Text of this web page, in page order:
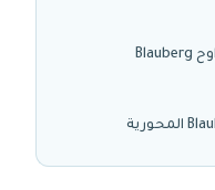
خدمات سيبيريا لتوريد وتركيب مراوح Blauberg